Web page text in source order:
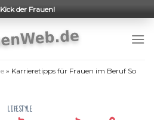
der Frauen!
» Karrieretipps für Frauen im Beruf So
LIFESTYLE